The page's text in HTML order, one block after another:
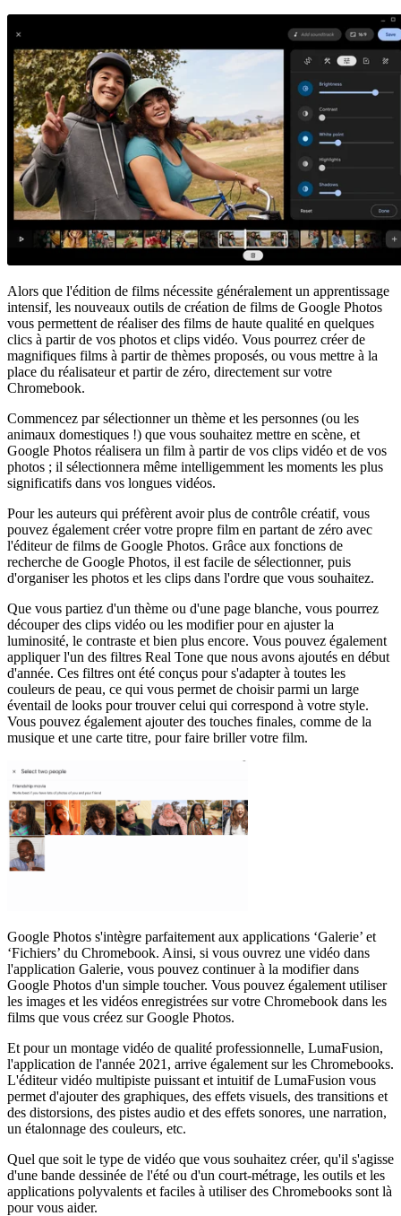
Alors que l'édition de films nécessite généralement un apprentissage
intensif, les nouveaux outils de création de films de Google Photos
vous permettent de réaliser des films de haute qualité en quelques
clics à partir de vos photos et clips vidéo. Vous pourrez créer de
magnifiques films à partir de thèmes proposés, ou vous mettre à la
place du réalisateur et partir de zéro, directement sur votre
Chromebook.
Commencez par sélectionner un thème et les personnes (ou les
animaux domestiques !) que vous souhaitez mettre en scène, et
Google Photos réalisera un film à partir de vos clips vidéo et de vos
photos ; il sélectionnera même intelligemment les moments les plus
significatifs dans vos longues vidéos.
Pour les auteurs qui préfèrent avoir plus de contrôle créatif, vous
pouvez également créer votre propre film en partant de zéro avec
l'éditeur de films de Google Photos. Grâce aux fonctions de
recherche de Google Photos, il est facile de sélectionner, puis
d'organiser les photos et les clips dans l'ordre que vous souhaitez.
Que vous partiez d'un thème ou d'une page blanche, vous pourrez
découper des clips vidéo ou les modifier pour en ajuster la
luminosité, le contraste et bien plus encore. Vous pouvez également
appliquer l'un des filtres Real Tone que nous avons ajoutés en début
d'année. Ces filtres ont été conçus pour s'adapter à toutes les
couleurs de peau, ce qui vous permet de choisir parmi un large
éventail de looks pour trouver celui qui correspond à votre style.
Vous pouvez également ajouter des touches finales, comme de la
musique et une carte titre, pour faire briller votre film.
Google Photos s'intègre parfaitement aux applications ‘Galerie’ et
‘Fichiers’ du Chromebook. Ainsi, si vous ouvrez une vidéo dans
l'application Galerie, vous pouvez continuer à la modifier dans
Google Photos d'un simple toucher. Vous pouvez également utiliser
les images et les vidéos enregistrées sur votre Chromebook dans les
films que vous créez sur Google Photos.
Et pour un montage vidéo de qualité professionnelle, LumaFusion,
l'application de l'année 2021, arrive également sur les Chromebooks.
L'éditeur vidéo multipiste puissant et intuitif de LumaFusion vous
permet d'ajouter des graphiques, des effets visuels, des transitions et
des distorsions, des pistes audio et des effets sonores, une narration,
un étalonnage des couleurs, etc.
Quel que soit le type de vidéo que vous souhaitez créer, qu'il s'agisse
d'une bande dessinée de l'été ou d'un court-métrage, les outils et les
applications polyvalents et faciles à utiliser des Chromebooks sont là
pour vous aider.